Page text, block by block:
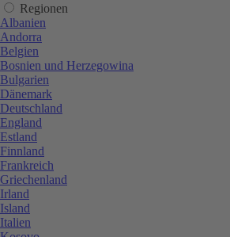
Regionen
Albanien
Andorra
Belgien
Bosnien und Herzegowina
Bulgarien
Dänemark
Deutschland
England
Estland
Finnland
Frankreich
Griechenland
Irland
Island
Italien